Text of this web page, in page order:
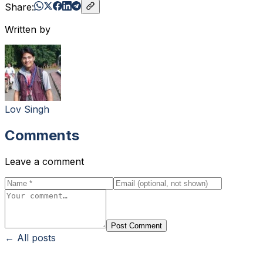
Share:
Written by
Lov Singh
Comments
Leave a comment
Post Comment
← All posts